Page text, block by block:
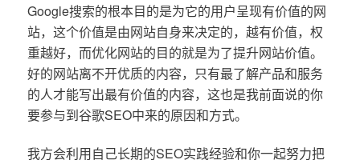
Google搜索的根本目的是为它的用户呈现有价值的网
站，这个价值是由网站自身来决定的，越有价值，权
重越好，而优化网站的目的就是为了提升网站价值。
好的网站离不开优质的内容，只有最了解产品和服务
的人才能写出最有价值的内容，这也是我前面说的你
要参与到谷歌SEO中来的原因和方式。
我方会利用自己长期的SEO实践经验和你一起努力把